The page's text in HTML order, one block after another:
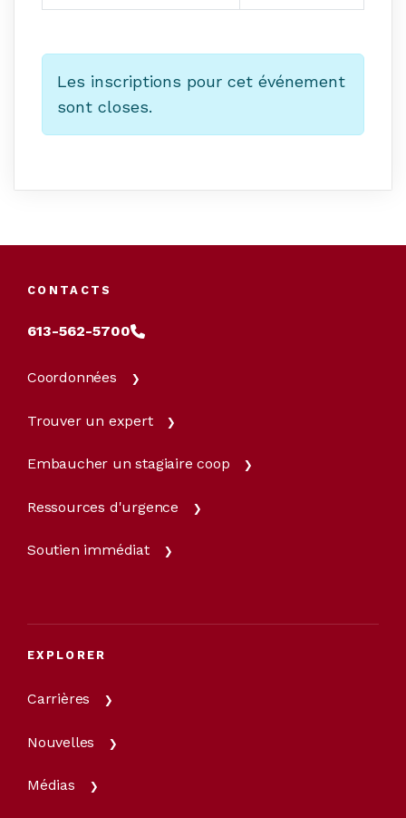
Les inscriptions pour cet événement
sont closes.
CONTACTS
613-562-5700
Coordonnées
Trouver un expert
Embaucher un stagiaire coop
Ressources d'urgence
Soutien immédiat
EXPLORER
Carrières
Nouvelles
Médias